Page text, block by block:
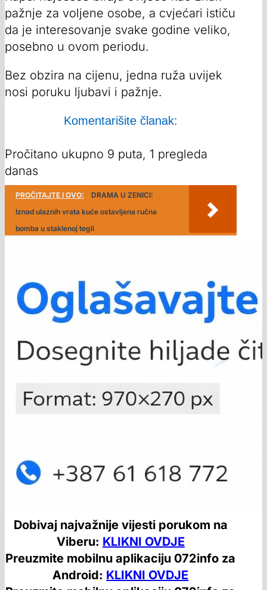
pažnje za voljene osobe, a cvjećari ističu
da je interesovanje svake godine veliko,
posebno u ovom periodu.
Bez obzira na cijenu, jedna ruža uvijek
nosi poruku ljubavi i pažnje.
Komentarišite članak:
Pročitano ukupno 9 puta, 1 pregleda
danas
PROČITAJTE I OVO:
DRAMA U ZENICI:
Iznad ulaznih vrata kuće ostavljena ručna
bomba u staklenoj tegli
Dobivaj najvažnije vijesti porukom na
Viberu: KLIKNI OVDJE
Preuzmite mobilnu aplikaciju 072info za
Android: KLIKNI OVDJE